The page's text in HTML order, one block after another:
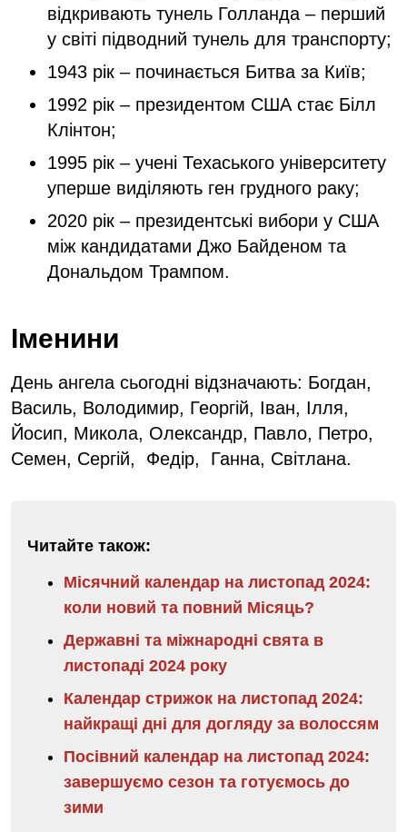
відкривають тунель Голланда – перший
у світі підводний тунель для транспорту;
1943 рік – починається Битва за Київ;
1992 рік – президентом США стає Білл
Клінтон;
1995 рік – учені Техаського університету
уперше виділяють ген грудного раку;
2020 рік – президентські вибори у США
між кандидатами Джо Байденом та
Дональдом Трампом.
Іменини
День ангела сьогодні відзначають: Богдан,
Василь, Володимир, Георгій, Іван, Ілля,
Йосип, Микола, Олександр, Павло, Петро,
Семен, Сергій, Федір, Ганна, Світлана.
Читайте також:
Місячний календар на листопад 2024:
коли новий та повний Місяць?
Державні та міжнародні свята в
листопаді 2024 року
Календар стрижок на листопад 2024:
найкращі дні для догляду за волоссям
Посівний календар на листопад 2024:
завершуємо сезон та готуємось до
зими